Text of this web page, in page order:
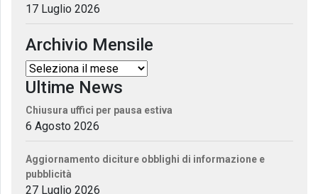
17 Luglio 2026
Archivio Mensile
Ultime News
Chiusura uffici per pausa estiva
6 Agosto 2026
Aggiornamento diciture obblighi di informazione e
pubblicità
27 Luglio 2026